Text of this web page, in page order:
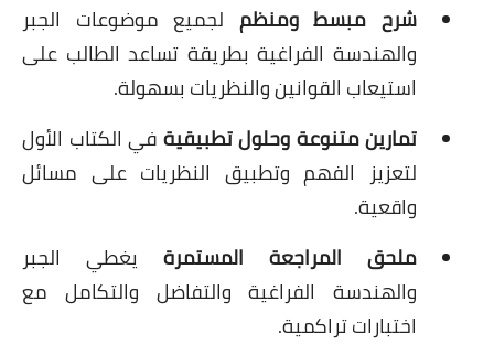
شرح مبسط ومنظم لجميع موضوعات الجبر
والهندسة الفراغية بطريقة تساعد الطالب على
استيعاب القوانين والنظريات بسهولة.
تمارين متنوعة وحلول تطبيقيةفي الكتاب الأول
لتعزيز الفهم وتطبيق النظريات على مسائل
واقعية.
ملحق المراجعة المستمرة يغطي الجبر
والهندسة الفراغية والتفاضل والتكامل مع
اختبارات تراكمية.